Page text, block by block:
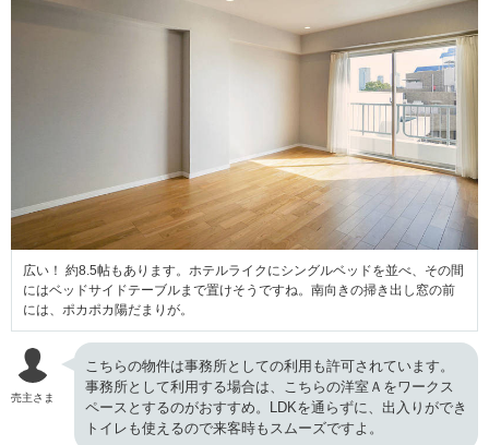
広い！ 約8.5帖もあります。ホテルライクにシングルベッドを並べ、その間
にはベッドサイドテーブルまで置けそうですね。南向きの掃き出し窓の前
には、ポカポカ陽だまりが。
売主さま
こちらの物件は事務所としての利用も許可されています。
事務所として利用する場合は、こちらの洋室Ａをワークス
ペースとするのがおすすめ。LDKを通らずに、出入りができ
トイレも使えるので来客時もスムーズですよ。